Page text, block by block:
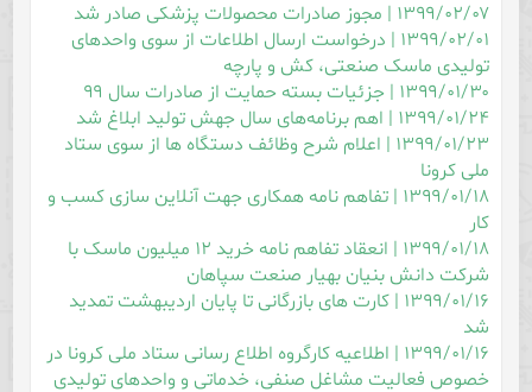
۱۳۹۹/۰۲/۰۷ | مجوز صادرات محصولات پزشکی صادر شد
۱۳۹۹/۰۲/۰۱ | درخواست ارسال اطلاعات از سوی واحدهای
تولیدی ماسک صنعتی، کش و پارچه
۱۳۹۹/۰۱/۳۰ | جزئیات بسته حمایت از صادرات سال ۹۹
۱۳۹۹/۰۱/۲۴ | اهم برنامه‌های سال جهش تولید ابلاغ شد
۱۳۹۹/۰۱/۲۳ | اعلام شرح وظائف دستگاه ها از سوی ستاد
ملی کرونا
۱۳۹۹/۰۱/۱۸ | تفاهم نامه همکاری جهت آنلاین سازی کسب و
کار
۱۳۹۹/۰۱/۱۸ | انعقاد تفاهم نامه خرید ۱۲ میلیون ماسک با
شرکت دانش بنیان بهیار صنعت سپاهان
۱۳۹۹/۰۱/۱۶ | کارت های بازرگانی تا پایان اردیبهشت تمدید
شد
۱۳۹۹/۰۱/۱۶ | اطلاعیه کارگروه اطلاع رسانی ستاد ملی کرونا در
خصوص فعالیت مشاغل صنفی، خدماتی و واحد‌های تولیدی